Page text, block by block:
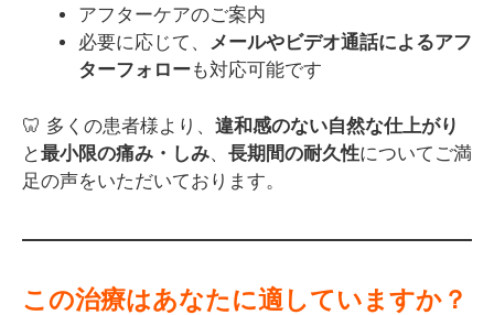
アフターケアのご案内
必要に応じて、 メールやビデオ通話によるアフ
ターフォローも対応可能です
🦷 多くの患者様より、 違和感のない自然な仕上がり
と最小限の痛み・しみ、 長期間の耐久性についてご満
足の声をいただいております。
この治療はあなたに適していますか？